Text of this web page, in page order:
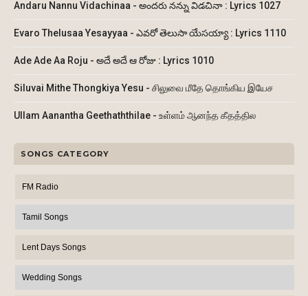
Andaru Nannu Vidachinaa - అందరు నన్ను విడచినా : Lyrics 1027
Evaro Thelusaa Yesayyaa - ఎవరో తెలుసా యేసయ్యా : Lyrics 1110
Ade Ade Aa Roju - అదే అదే ఆ రోజు : Lyrics 1010
Siluvai Mithe Thongkiya Yesu - சிலுவை மீதே தொங்கிய இயேச
Ullam Aanantha Geethaththilae - உள்ளம் ஆனந்த கீதத்தில
SONGS CATEGORY
FM Radio
Tamil Songs
Lent Days Songs
Wedding Songs